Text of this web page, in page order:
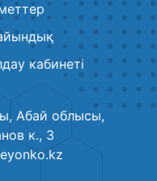
кабинеті
Абай облысы,
к., 3